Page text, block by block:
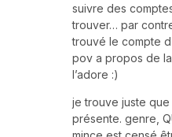
suivre des
trouver… par
trouvé le compte
pov a propos de
l’adore :)
je trouve juste
présente. genre,